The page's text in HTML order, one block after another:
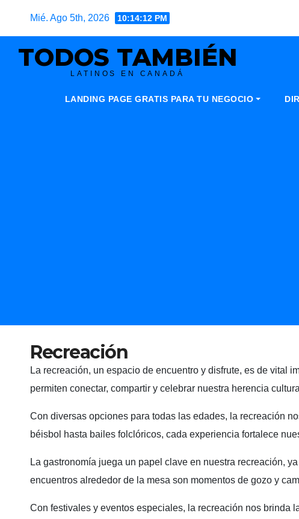
Mié. Ago 5th, 2026 10:14:14 PM
TODOS TAMBIÉN
LATINOS EN CANADÁ
LANDING PAGE GRATIS PARA TU NEGOCIO
Recreación
La recreación, un espacio de encuentro y disfrute, es de vital
permiten conectar, compartir y celebrar nuestra herencia
Con diversas opciones para todas las edades, la recreación
béisbol hasta bailes folclóricos, cada experiencia fortalece
La gastronomía juega un papel clave en nuestra recreación,
encuentros alrededor de la mesa son momentos de gozo y
Con festivales y eventos especiales, la recreación nos brinda